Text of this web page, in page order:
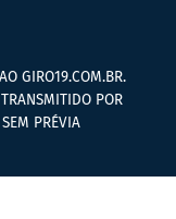
GIRO19.COM.BR.
POR
PRÉVIA